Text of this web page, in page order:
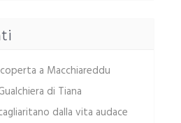
a Macchiareddu
di Tiana
dalla vita audace